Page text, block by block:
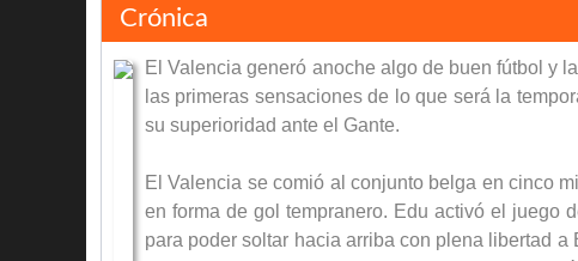
70'
Juanlu Hens
Vicente Rodríguez
84'
Crónica
El Valencia generó anoche algo de buen fútbol y
las primeras sensaciones de lo que será la
su superioridad ante el Gante.
El Valencia se comió al conjunto belga en cinco
en forma de gol tempranero. Edu activó el juego
para poder soltar hacia arriba con plena libertad